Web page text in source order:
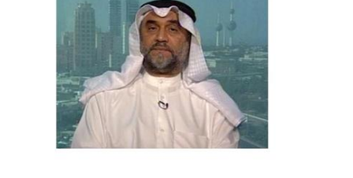
نقل عفش المنطقه العاشره 50636444 فك وتركيب ...